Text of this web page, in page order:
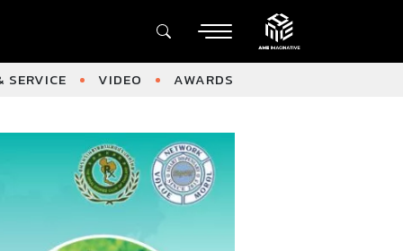
SERVICE VIDEO AWARDS